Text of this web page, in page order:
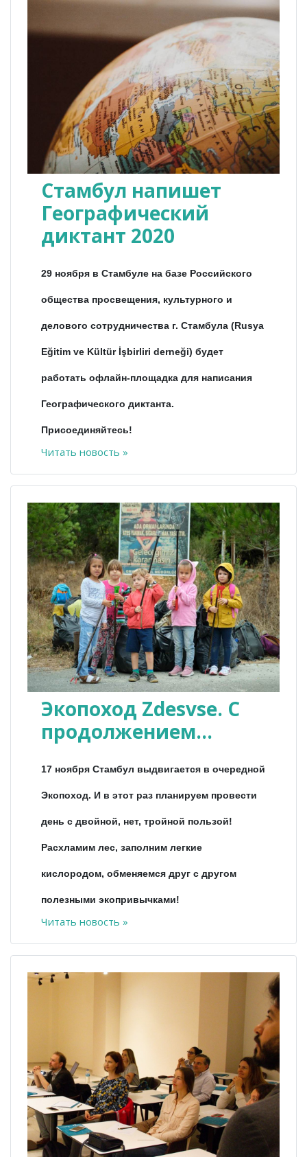
Стамбул напишет
Географический
диктант 2020
29 ноября в Стамбуле на базе Российского
общества просвещения, культурного и
делового сотрудничества г. Стамбула (Rusya
Eğitim ve Kültür İşbirliri derneği) будет
работать офлайн-площадка для написания
Географического диктанта.
Присоединяйтесь!
Читать новость »
Экопоход Zdesvse. С
продолжением…
17 ноября Стамбул выдвигается в очередной
Экопоход. И в этот раз планируем провести
день с двойной, нет, тройной пользой!
Расхламим лес, заполним легкие
кислородом, обменяемся друг с другом
полезными экопривычками!
Читать новость »